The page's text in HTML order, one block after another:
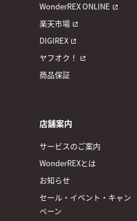
WonderREX ONLINE
楽天市場
DIGIREX
ヤフオク！
商品保証
店舗案内
サービスのご案内
WonderREXとは
お知らせ
セール・イベント・キャン
ペーン